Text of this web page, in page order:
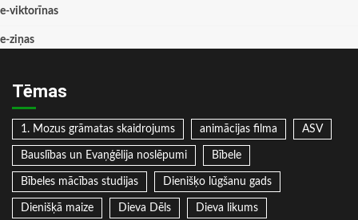
e-viktorīnas
e-ziņas
Tēmas
1. Mozus grāmatas skaidrojums animācijas filma ASV
Bauslības un Evaņģēlija noslēpumi Bībele
Bībeles mācības studijas Dienišķo lūgšanu gads
Dienišķā maize Dieva Dēls Dieva likums